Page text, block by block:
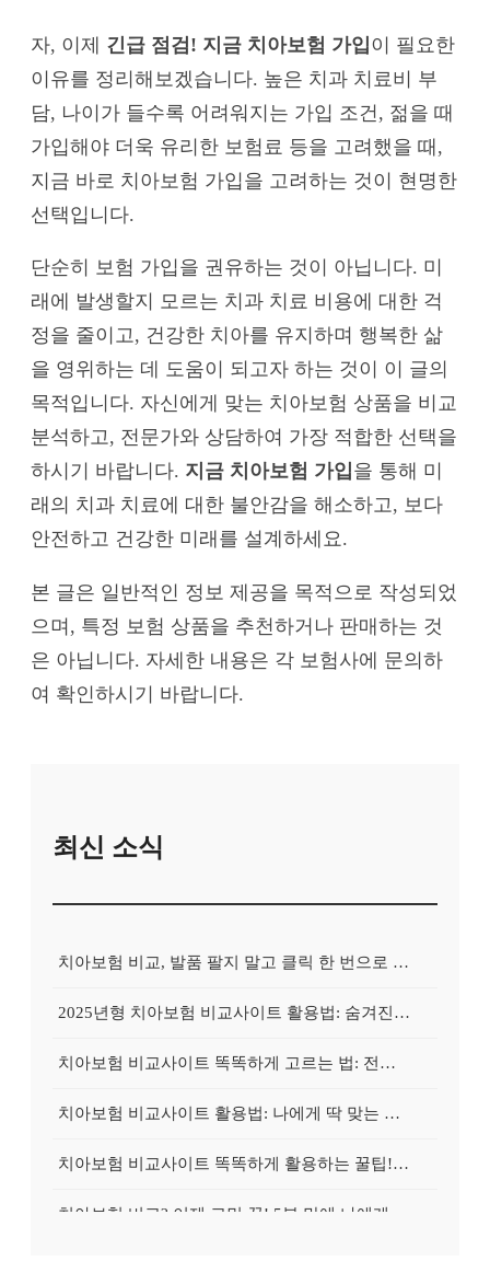
자, 이제 긴급 점검! 지금 치아보험 가입이 필요한
이유를 정리해보겠습니다. 높은 치과 치료비 부
담, 나이가 들수록 어려워지는 가입 조건, 젊을 때
가입해야 더욱 유리한 보험료 등을 고려했을 때,
지금 바로 치아보험 가입을 고려하는 것이 현명한
선택입니다.
단순히 보험 가입을 권유하는 것이 아닙니다. 미
래에 발생할지 모르는 치과 치료 비용에 대한 걱
정을 줄이고, 건강한 치아를 유지하며 행복한 삶
을 영위하는 데 도움이 되고자 하는 것이 이 글의
목적입니다. 자신에게 맞는 치아보험 상품을 비교
분석하고, 전문가와 상담하여 가장 적합한 선택을
하시기 바랍니다. 지금 치아보험 가입을 통해 미
래의 치과 치료에 대한 불안감을 해소하고, 보다
안전하고 건강한 미래를 설계하세요.
본 글은 일반적인 정보 제공을 목적으로 작성되었
으며, 특정 보험 상품을 추천하거나 판매하는 것
은 아닙니다. 자세한 내용은 각 보험사에 문의하
여 확인하시기 바랍니다.
최신 소식
치아보험 비교, 발품 팔지 말고 클릭 한 번으로 끝내는 비법! 후기 대방출
2025년형 치아보험 비교사이트 활용법: 숨겨진 보험금 100% 환급 전략
치아보험 비교사이트 똑똑하게 고르는 법: 전문가가 알려주는 5가지 꿀팁
치아보험 비교사이트 활용법: 나에게 딱 맞는 보험, 손쉽게 찾는 비법 공개
치아보험 비교사이트 똑똑하게 활용하는 꿀팁! 내 보험금 최대 2배로 불리기